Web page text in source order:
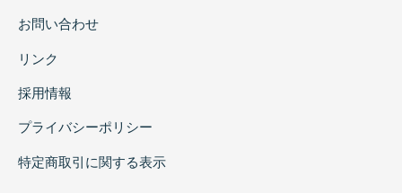
お問い合わせ
リンク
採用情報
プライバシーポリシー
特定商取引に関する表示